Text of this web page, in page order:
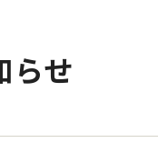
らせ
ちら